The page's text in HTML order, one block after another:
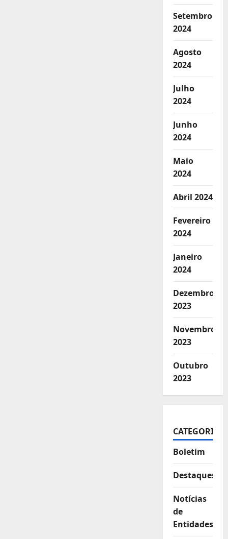
Setembro
2024
Agosto
2024
Julho
2024
Junho
2024
Maio
2024
Abril 2024
Fevereiro
2024
Janeiro
2024
Dezembro
2023
Novembro
2023
Outubro
2023
CATEGORIAS
Boletim
Destaques
Notícias
de
Entidades